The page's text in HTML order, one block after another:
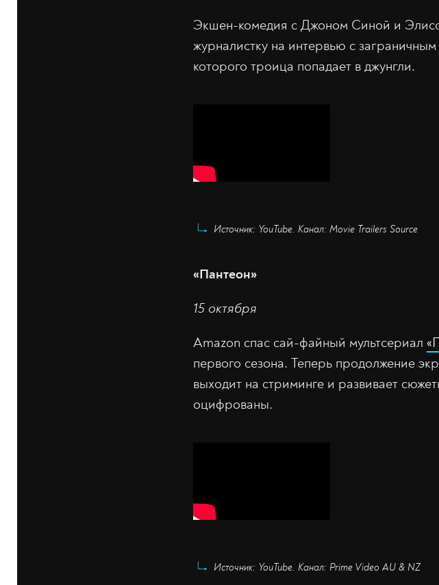
Экшен-комедия с Джоном Синой и
журналистку на интервью с
которого троица попадает в джунгли.
Источник: YouTube. Канал: Movie Trailers Source
«Пантеон»
15 октября
Amazon спас сай-файный мультсериал
первого сезона. Теперь продолжение
выходит на стриминге и развивает
оцифрованы.
Источник: YouTube. Канал: Prime Video AU & NZ